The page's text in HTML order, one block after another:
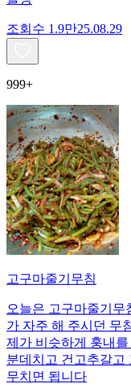
조회수 1.9만25.08.29
999+
고구마줄기무침
오늘은 고구마줄기
가 자주 해 주시던 무
제가 비슷하게 훙내
분데치고 건고추갈고
무치면 됩니다